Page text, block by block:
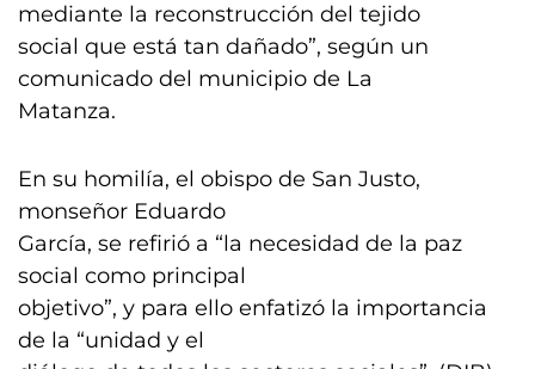
mediante la reconstrucción del tejido
social que está tan dañado”, según un
comunicado del municipio de La
Matanza.
En su homilía, el obispo de San Justo,
monseñor Eduardo
García, se refirió a “la necesidad de la paz
social como principal
objetivo”, y para ello enfatizó la importancia
de la “unidad y el